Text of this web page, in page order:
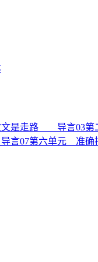
文是走路 导言03
言07第六单元 准